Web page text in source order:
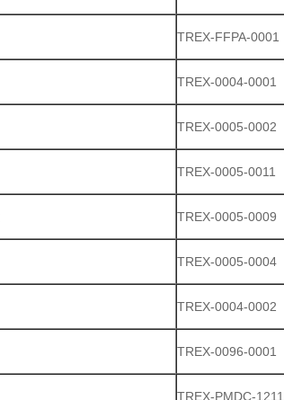
TREX-FFPA-0001
TREX-0004-0001
TREX-0005-0002
TREX-0005-0011
TREX-0005-0009
TREX-0005-0004
TREX-0004-0002
TREX-0096-0001
TREX-PMDC-1211